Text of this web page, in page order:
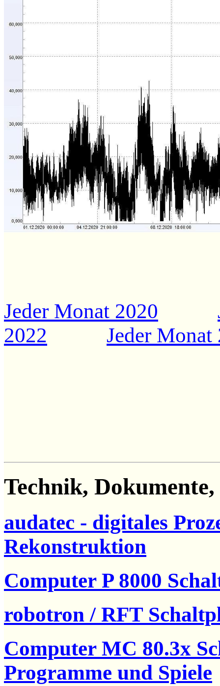
Jeder Monat 2020
2022
Jeder Monat
Technik, Dokumente,
audatec - digitales
Rekonstruktion
Computer P 8000
robotron / RFT
Computer MC 80.3x
Programme und Spiele